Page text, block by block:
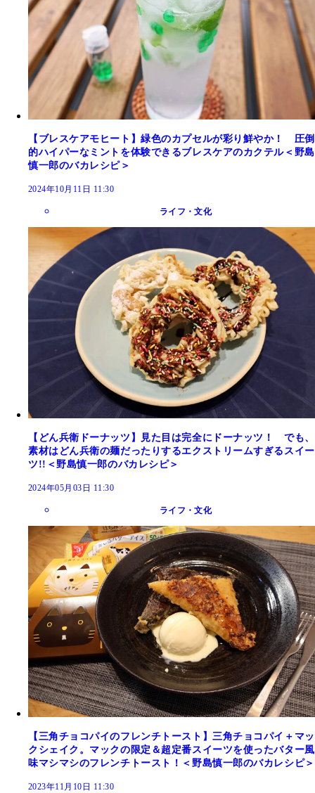
【ブレスケアモヒート】緑色のカプセルが彩り鮮やか！ 圧倒
的ハイパーなミントを体験できるブレスケアのカクテル＜野島
慎一郎のバカレシピ＞
2024年10月11日 11:30
ライフ・文化
【どん兵衛ドーナッツ】見た目は完全にドーナッツ！ でも、
素材はどん兵衛の麺だったりするエクストリームすぎるスイー
ツ!!＜野島慎一郎のバカレシピ＞
2024年05月03日 11:30
ライフ・文化
【三角チョコパイのフレンチトースト】三角チョコパイ＋マッ
クシェイク。マックの限定＆超定番スイーツを使ったバター風
味マシマシのフレンチトースト！＜野島慎一郎のバカレシピ＞
2023年11月10日 11:30